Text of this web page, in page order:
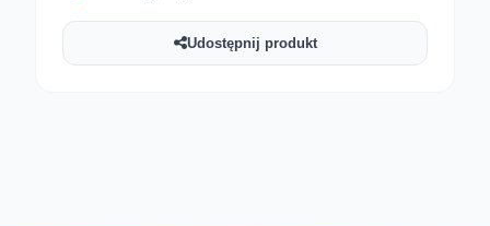
Udostępnij produkt